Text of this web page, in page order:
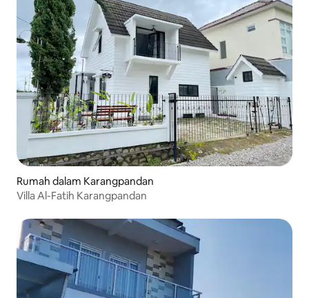
Rumah dalam Karangpandan
Villa Al-Fatih Karangpandan